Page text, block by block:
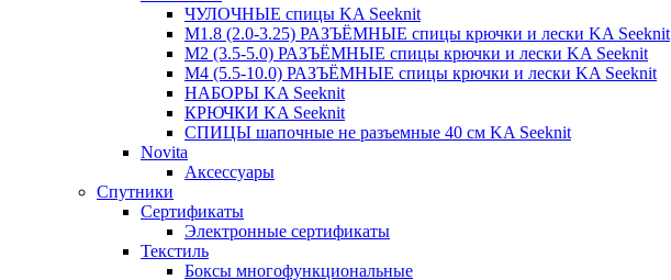
ЧУЛОЧНЫЕ спицы KA Seeknit
М1.8 (2.0-3.25) РАЗЪЁМНЫЕ спицы крючки и лески KA Seeknit
М2 (3.5-5.0) РАЗЪЁМНЫЕ спицы крючки и лески KA Seeknit
М4 (5.5-10.0) РАЗЪЁМНЫЕ спицы крючки и лески KA Seeknit
НАБОРЫ KA Seeknit
КРЮЧКИ KA Seeknit
СПИЦЫ шапочные не разъемные 40 см KA Seeknit
Novita
Аксессуары
Спутники
Сертификаты
Электронные сертификаты
Текстиль
Боксы многофункциональные